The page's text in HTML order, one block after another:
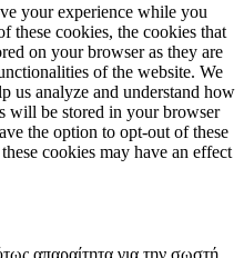
your experience while you
these cookies, the cookies that
on your browser as they are
of the website. We
us analyze and understand how
will be stored in your browser
the option to opt-out of these
cookies may have an effect
απαραίτητα για την σωστή